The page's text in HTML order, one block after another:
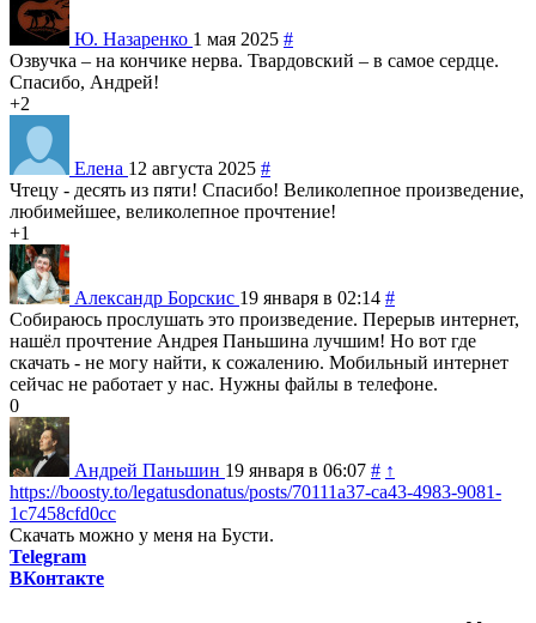
Ю. Назаренко 1 мая 2025 #
Озвучка – на кончике нерва. Твардовский – в самое сердце.
Спасибо, Андрей!
+2
Елена 12 августа 2025 #
Чтецу - десять из пяти! Спасибо! Великолепное произведение,
любимейшее, великолепное прочтение!
+1
Александр Борскис 19 января в 02:14 #
Собираюсь прослушать это произведение. Перерыв интернет,
нашёл прочтение Андрея Паньшина лучшим! Но вот где
скачать - не могу найти, к сожалению. Мобильный интернет
сейчас не работает у нас. Нужны файлы в телефоне.
0
Андрей Паньшин 19 января в 06:07 # ↑
https://boosty.to/legatusdonatus/posts/70111a37-ca43-4983-9081-
1c7458cfd0cc
Скачать можно у меня на Бусти.
Telegram
ВКонтакте